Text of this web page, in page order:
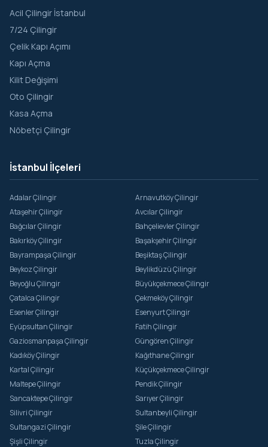
Acil Çilingir İstanbul
7/24 Çilingir
Çelik Kapı Açımı
Kapı Açma
Kilit Değişimi
Oto Çilingir
Kasa Açma
Nöbetçi Çilingir
İstanbul İlçeleri
Adalar Çilingir
Arnavutköy Çilingir
Ataşehir Çilingir
Avcılar Çilingir
Bağcılar Çilingir
Bahçelievler Çilingir
Bakırköy Çilingir
Başakşehir Çilingir
Bayrampaşa Çilingir
Beşiktaş Çilingir
Beykoz Çilingir
Beylikdüzü Çilingir
Beyoğlu Çilingir
Büyükçekmece Çilingir
Çatalca Çilingir
Çekmeköy Çilingir
Esenler Çilingir
Esenyurt Çilingir
Eyüpsultan Çilingir
Fatih Çilingir
Gaziosmanpaşa Çilingir
Güngören Çilingir
Kadıköy Çilingir
Kağıthane Çilingir
Kartal Çilingir
Küçükçekmece Çilingir
Maltepe Çilingir
Pendik Çilingir
Sancaktepe Çilingir
Sarıyer Çilingir
Silivri Çilingir
Sultanbeyli Çilingir
Sultangazi Çilingir
Şile Çilingir
Şişli Çilingir
Tuzla Çilingir